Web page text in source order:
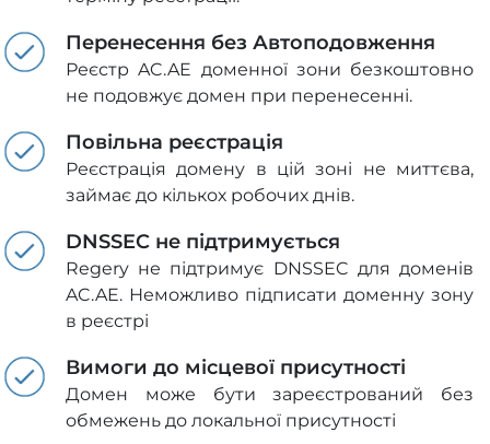
Перенесення без Автоподовження
Реєстр AC.AE доменної зони безкоштовно
не подовжує домен при перенесенні.
Повільна реєстрація
Реєстрація домену в цій зоні не миттєва,
займає до кількох робочих днів.
DNSSEC не підтримується
Regery не підтримує DNSSEC для доменів
AC.AE. Неможливо підписати доменну зону
в реєстрі
Вимоги до місцевої присутності
Домен може бути зареєстрований без
обмежень до локальної присутності